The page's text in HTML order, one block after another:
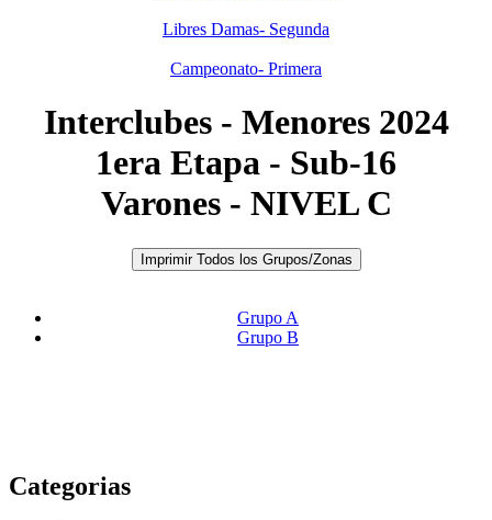
Libres Damas- Segunda
Campeonato- Primera
Interclubes - Menores 2024
1era Etapa - Sub-16
Varones - NIVEL C
Imprimir Todos los Grupos/Zonas
Grupo A
Grupo B
Categorias